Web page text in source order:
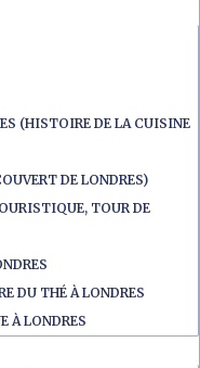
(HISTOIRE DE LA CUISINE
DE LONDRES)
TOUR DE
DU THÉ À LONDRES
À LONDRES